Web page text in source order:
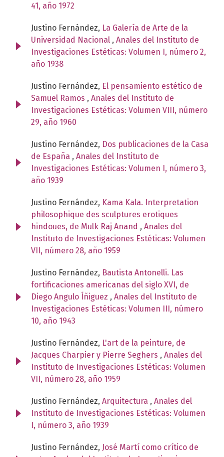
41, año 1972
Justino Fernández, La Galería de Arte de la
Universidad Nacional , Anales del Instituto de
Investigaciones Estéticas: Volumen I, número 2,
año 1938
Justino Fernández, El pensamiento estético de
Samuel Ramos , Anales del Instituto de
Investigaciones Estéticas: Volumen VIII, número
29, año 1960
Justino Fernández, Dos publicaciones de la Casa
de España , Anales del Instituto de
Investigaciones Estéticas: Volumen I, número 3,
año 1939
Justino Fernández, Kama Kala. Interpretation
philosophique des sculptures erotiques
hindoues, de Mulk Raj Anand , Anales del
Instituto de Investigaciones Estéticas: Volumen
VII, número 28, año 1959
Justino Fernández, Bautista Antonelli. Las
fortificaciones americanas del siglo XVI, de
Diego Angulo Íñiguez , Anales del Instituto de
Investigaciones Estéticas: Volumen III, número
10, año 1943
Justino Fernández, L'art de la peinture, de
Jacques Charpier y Pierre Seghers , Anales del
Instituto de Investigaciones Estéticas: Volumen
VII, número 28, año 1959
Justino Fernández, Arquitectura , Anales del
Instituto de Investigaciones Estéticas: Volumen
I, número 3, año 1939
Justino Fernández, José Martí como crítico de